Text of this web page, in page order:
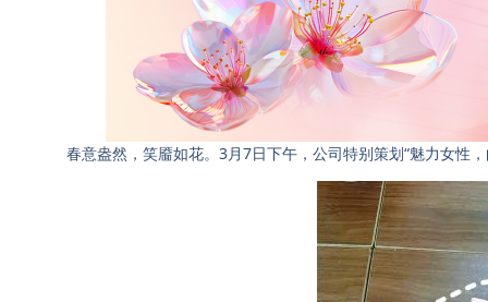
春意盎然，笑靥如花。3月7日下午，公司特别策划“魅力女性